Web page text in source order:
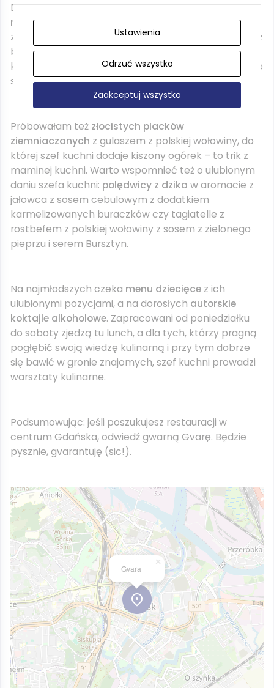
Danie główne, które mnie urzekło todelikatny dorsz
na kaszance, podany z kalarepką z bułką i masłem,
ze słodkim akcentem w postaci musu gruszkowego z
białym winem i kardamonem. Pyszna, delikatna
kalarepka to kolejny dowód na piękne wykorzystanie
sezonowych polskich składników.
Próbowałam też złocistych placków
ziemniaczanych z gulaszem z polskiej wołowiny, do
której szef kuchni dodaje kiszony ogórek – to trik z
maminej kuchni. Warto wspomnieć też o ulubionym
daniu szefa kuchni: polędwicy z dzika w aromacie z
jałowca z sosem cebulowym z dodatkiem
karmelizowanych buraczków czy tagiatelle z
rostbefem z polskiej wołowiny z sosem z zielonego
pieprzu i serem Bursztyn.
Na najmłodszych czeka menu dziecięce z ich
ulubionymi pozycjami, a na dorosłych autorskie
koktajle alkoholowe. Zapracowani od poniedziałku
do soboty zjedzą tu lunch, a dla tych, którzy pragną
pogłębić swoją wiedzę kulinarną i przy tym dobrze
się bawić w gronie znajomych, szef kuchni prowadzi
warsztaty kulinarne.
Podsumowując: jeśli poszukujesz restauracji w
centrum Gdańska, odwiedź gwarną Gvarę. Będzie
pysznie, gvarantuję (sic!).
Gvara
×
Ustawienia
Odrzuć wszystko
Zaakceptuj wszystko